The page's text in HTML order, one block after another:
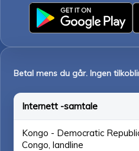
Betal mens du går. Ingen
Internett -samtale
Kongo - Democratic
Congo, landline